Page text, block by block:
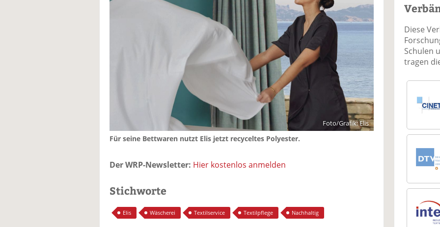
Foto/Grafik: Elis
Für seine Bettwaren nutzt Elis jetzt recyceltes Polyester.
Der WRP-Newsletter: Hier kostenlos anmelden
Stichworte
Elis Wäscherei Textilservice Textilpflege Nachhaltig
Diese
Schulen
tragen